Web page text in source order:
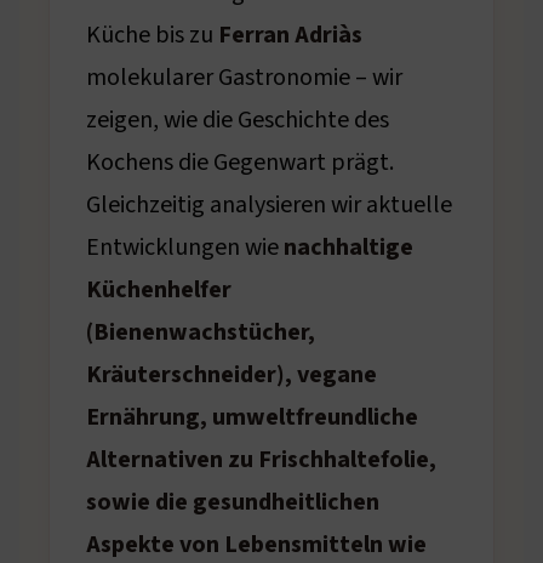
Küche bis zu Ferran Adriàs
molekularer Gastronomie – wir
zeigen, wie die Geschichte des
Kochens die Gegenwart prägt.
Gleichzeitig analysieren wir aktuelle
Entwicklungen wienachhaltige
Küchenhelfer
(Bienenwachstücher,
Kräuterschneider), vegane
Ernährung, umweltfreundliche
Alternativen zu Frischhaltefolie,
sowie die gesundheitlichen
Aspekte von Lebensmitteln wie